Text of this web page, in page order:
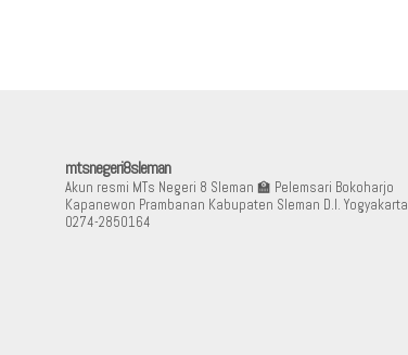
mtsnegeri8sleman
Akun resmi MTs Negeri 8 Sleman 🏫 Pelemsari Bokoharjo
Kapanewon Prambanan Kabupaten Sleman D.I. Yogyakarta
0274-2850164